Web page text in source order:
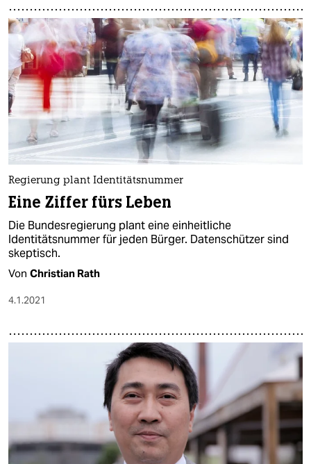
Regierung plant Identitätsnummer
Eine Ziffer fürs Leben
Die Bundesregierung plant eine einheitliche
Identitätsnummer für jeden Bürger. Datenschützer sind
skeptisch.
Von Christian Rath
4.1.2021